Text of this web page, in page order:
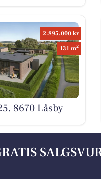
2.895.000 kr
131 m2
8670 Låsby